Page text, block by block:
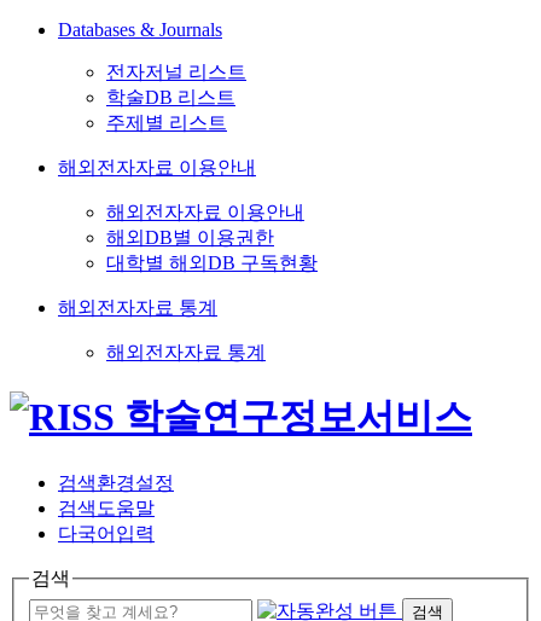
Databases & Journals
전자저널 리스트
학술DB 리스트
주제별 리스트
해외전자자료 이용안내
해외전자자료 이용안내
해외DB별 이용권한
대학별 해외DB 구독현황
해외전자자료 통계
해외전자자료 통계
검색환경설정
검색도움말
다국어입력
검색
검색